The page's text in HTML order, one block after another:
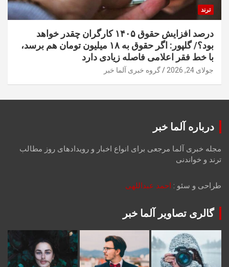
ترند
درصد افزایش حقوق ۱۴۰۵ کارگران چقدر خواهد
بود؟/ گلپور: اگر حقوق به ۱۸ میلیون تومان هم برسد،
با خط فقر اعلامی فاصله زیادی دارد
جولای 24, 2026 گروه خبری آلما خبر
درباره آلما خبر
مجله خبری آلما مرجعی برای انواع اخبار و رویدادهای روز مطالب
ترند و خواندنی
طراحی و سئو : احمد عبداللهی
گالری تصاویر آلما خبر